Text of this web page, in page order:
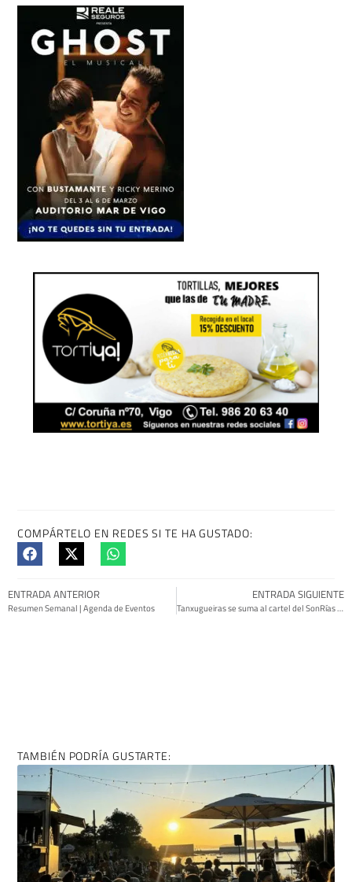
COMPÁRTELO EN REDES SI TE HA GUSTADO:
ENTRADA ANTERIOR
Resumen Semanal | Agenda de Eventos
ENTRADA SIGUIENTE
Tanxugueiras se suma al cartel del SonRías Baixas 2022
TAMBIÉN PODRÍA GUSTARTE: